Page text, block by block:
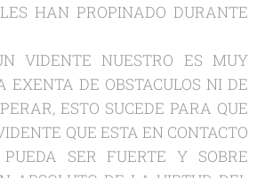
HAN PROPINADO DURANTE
VIDENTE NUESTRO ES MUY
EXENTA DE OBSTACULOS NI DE
ESTO SUCEDE PARA QUE
QUE ESTA EN CONTACTO
PUEDA SER FUERTE Y SOBRE